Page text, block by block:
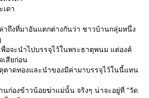
เดา
าถึงที่มาอันแตกต่างกันว่า ชาวบ้านกลุ่มหนึ่ง
พื่อจะนำไปบรรจุไว้ในพระธาตุพนม แต่องค์
เสียก่อน
ตาดทองและนำของมีค่ามาบรรจุไว้ในนี้แทน
นก่องข้าวน้อยฆ่าแม่นั้น จริงๆ น่าจะอยู่ที่ "วัด